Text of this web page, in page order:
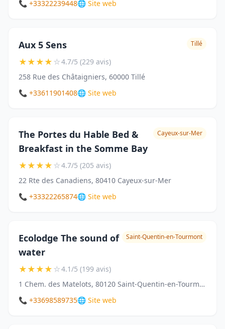
📞 +33322239448🌐 Site web
Aux 5 Sens Tillé
★★★★☆4.7/5 (229 avis)
258 Rue des Châtaigniers, 60000 Tillé
📞 +33611901408🌐 Site web
The Portes du Hable Bed &
Breakfast in the Somme Bay
Cayeux-sur-Mer
★★★★☆4.7/5 (205 avis)
22 Rte des Canadiens, 80410 Cayeux-sur-Mer
📞 +33322265874🌐 Site web
Ecolodge The sound of
water
Saint-Quentin-en-Tourmont
★★★★☆4.1/5 (199 avis)
1 Chem. des Matelots, 80120 Saint-Quentin-en-Tourmont, France
📞 +33698589735🌐 Site web